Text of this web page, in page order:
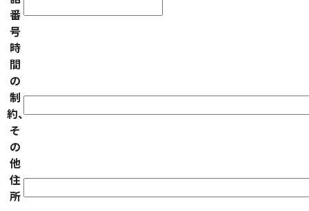
番
号
時
間
の
制
約、
そ
の
他
住
所